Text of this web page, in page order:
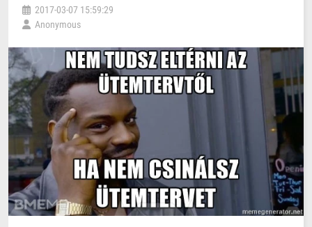
2017-03-07 15:59:29
Anonymous